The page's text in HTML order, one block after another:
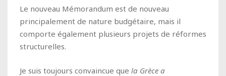
Le nouveau Mémorandum est de nouveau
principalement de nature budgétaire, mais il
comporte également plusieurs projets de réformes
structurelles.
Je suis toujours convaincue que la Grèce a